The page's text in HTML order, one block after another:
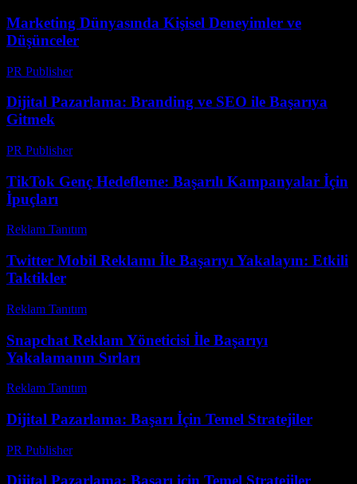
Marketing Dünyasında Kişisel Deneyimler ve
Düşünceler
PR Publisher-
Dijital Pazarlama: Branding ve SEO ile Başarıya
Gitmek
PR Publisher-
TikTok Genç Hedefleme: Başarılı Kampanyalar İçin
İpuçları
Reklam Tanıtım
Twitter Mobil Reklamı İle Başarıyı Yakalayın: Etkili
Taktikler
Reklam Tanıtım
Snapchat Reklam Yöneticisi İle Başarıyı
Yakalamanın Sırları
Reklam Tanıtım
Dijital Pazarlama: Başarı İçin Temel Stratejiler
PR Publisher-